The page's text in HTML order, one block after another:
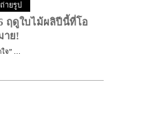
ายรูป
ฤดูใบไม้ผลิปีนี้ที่โอ
าย!
จ” …